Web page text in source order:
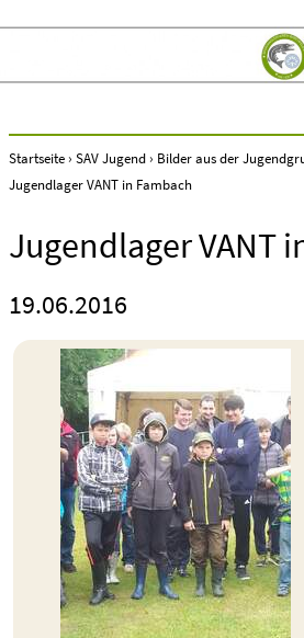
Startseite› SAV Jugend› Bilder aus der
Jugendlager VANT in Fambach
Jugendlager VANT
19.06.2016